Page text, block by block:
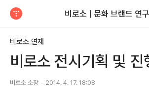
비로소 | 문화 브랜드 연
비로소 연재
비로소 전시기획 및 진
비로소 소장 2014. 4. 17. 18:08